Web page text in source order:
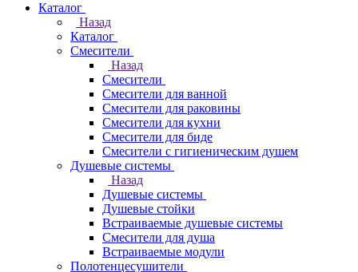
Каталог
Назад
Каталог
Смесители
Назад
Смесители
Смесители для ванной
Смесители для раковины
Смесители для кухни
Смесители для биде
Смесители с гигиеническим душем
Душевые системы
Назад
Душевые системы
Душевые стойки
Встраиваемые душевые системы
Смесители для душа
Встраиваемые модули
Полотенцесушители